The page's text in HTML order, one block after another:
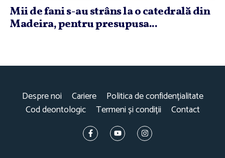
Mii de fani s-au strâns la o catedrală din
Madeira, pentru presupusa...
Despre noi Cariere
Politica de confidențialitate
Cod deontologic
Termeni și condiții Contact